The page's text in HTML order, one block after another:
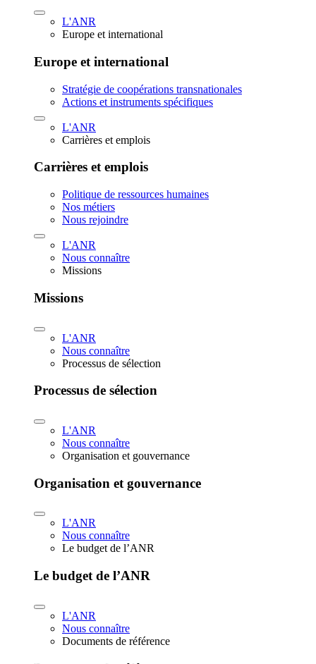
L'ANR
Europe et international
Europe et international
Stratégie de coopérations transnationales
Actions et instruments spécifiques
L'ANR
Carrières et emplois
Carrières et emplois
Politique de ressources humaines
Nos métiers
Nous rejoindre
L'ANR
Nous connaître
Missions
Missions
L'ANR
Nous connaître
Processus de sélection
Processus de sélection
L'ANR
Nous connaître
Organisation et gouvernance
Organisation et gouvernance
L'ANR
Nous connaître
Le budget de l’ANR
Le budget de l’ANR
L'ANR
Nous connaître
Documents de référence